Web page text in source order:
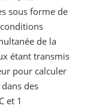
sous forme de
de la
étant transmis
pour calculer
des
et 1